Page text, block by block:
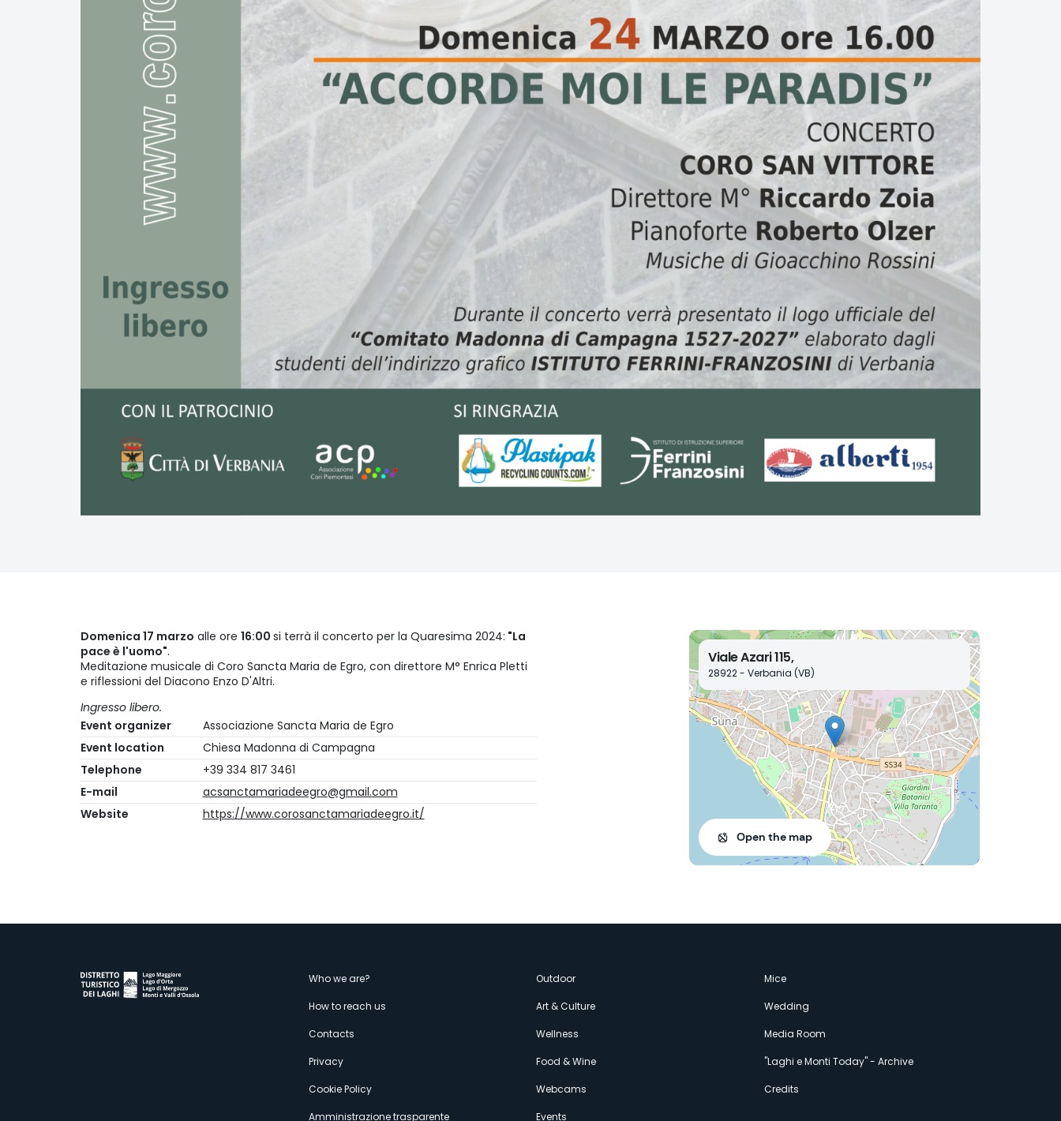
Domenica 17 marzo alle ore 16:00 si terrà il concerto per la Quaresima 2024: "La
pace è l'uomo".
Meditazione musicale di Coro Sancta Maria de Egro, con direttore M° Enrica Pletti
e riflessioni del Diacono Enzo D'Altri.
Ingresso libero.
Event organizer
Associazione Sancta Maria de Egro
Event location
Chiesa Madonna di Campagna
Telephone
+39 334 817 3461
E-mail
acsanctamariadeegro@gmail.com
Website
https://www.corosanctamariadeegro.it/
Viale Azari 115,
28922 - Verbania (VB)
Open the map
Menù
secondario
Who we are?
How to reach us
Contacts
Privacy
Cookie Policy
Amministrazione trasparente
Outdoor
Art & Culture
Wellness
Food & Wine
Webcams
Events
Mice
Wedding
Media Room
"Laghi e Monti Today" - Archive
Credits